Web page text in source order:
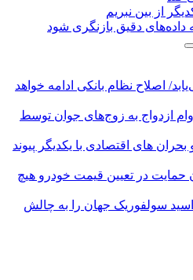
اصلاح نظام بانکی ادامه خواهد
از ۸ همت وام ازدواج به زوج‌های جوان توسط
های اقتصادی با یکدیگر پیوند
در تعیین قیمت خودرو هیچ
اسید سولفوریک جهان را به چالش